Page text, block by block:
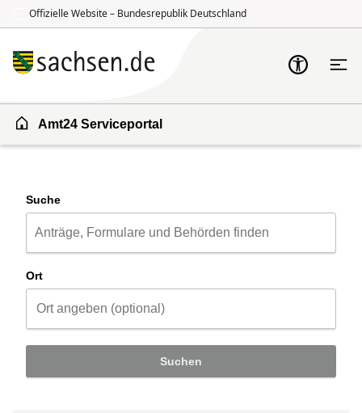
Offizielle Website – Bundesrepublik Deutschland
Amt24 Serviceportal
Suche
Ort
Suchen